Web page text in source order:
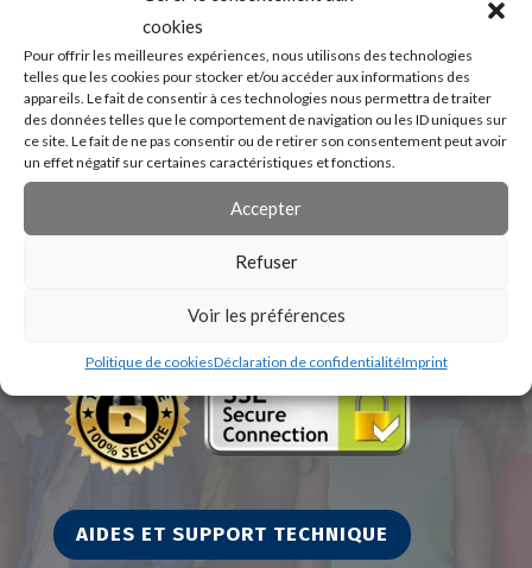
cookies
Pour offrir les meilleures expériences, nous utilisons des technologies
telles que les cookies pour stocker et/ou accéder aux informations des
appareils. Le fait de consentir à ces technologies nous permettra de traiter
des données telles que le comportement de navigation ou les ID uniques sur
ce site. Le fait de ne pas consentir ou de retirer son consentement peut avoir
un effet négatif sur certaines caractéristiques et fonctions.
Accepter
Refuser
Voir les préférences
Politique de cookiesDéclaration de confidentialitéImprint
AIDES ET SUPPORT TECHNIQUE